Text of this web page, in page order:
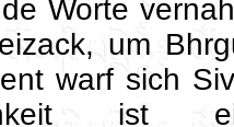
Worte
um
warf sich
ist